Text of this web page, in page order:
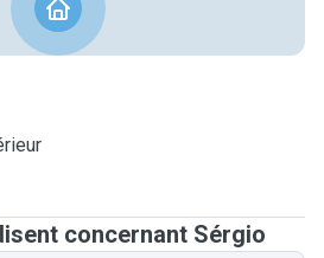
concernant Sérgio